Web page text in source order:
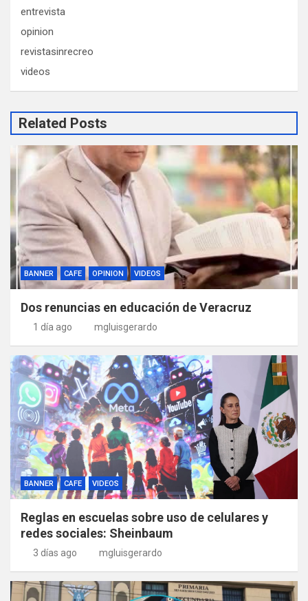
entrevista
opinion
revistasinrecreo
videos
Related Posts
BANNER CAFE OPINION VIDEOS
Dos renuncias en educación de Veracruz
1 día ago mgluisgerardo
BANNER CAFE VIDEOS
Reglas en escuelas sobre uso de celulares y
redes sociales: Sheinbaum
3 días ago mgluisgerardo